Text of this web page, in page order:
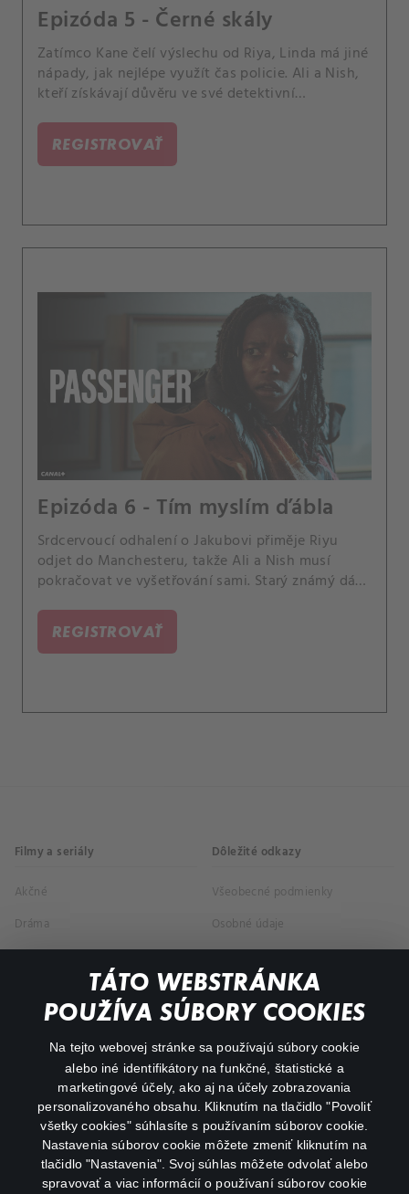
TÁTO WEBSTRÁNKA
POUŽÍVA SÚBORY COOKIES
Na tejto webovej stránke sa používajú súbory cookie
alebo iné identifikátory na funkčné, štatistické a
marketingové účely, ako aj na účely zobrazovania
personalizovaného obsahu. Kliknutím na tlačidlo "Povoliť
všetky cookies" súhlasíte s používaním súborov cookie.
Nastavenia súborov cookie môžete zmeniť kliknutím na
tlačidlo "Nastavenia". Svoj súhlas môžete odvolať alebo
spravovať a viac informácií o používaní súborov cookie
Epizóda 5 - Černé skály
Zatímco Kane čelí výslechu od Riya, Linda má jiné
nápady, jak nejlépe využít čas policie. Ali a Nish,
kteří získávají důvěru ve své detektivní
zcela novou vrstvu záhady.
REGISTROVAŤ
Epizóda 6 - Tím myslím ďábla
Srdcervoucí odhalení o Jakubovi přiměje Riyu
odjet do Manchesteru, takže Ali a Nish musí
pokračovat ve vyšetřování sami. Starý známý dá
REGISTROVAŤ
Filmy a seriály
Akčné
Dráma
Dôležité odkazy
Všeobecné podmienky
Osobné údaje
O aplikácii Canal+